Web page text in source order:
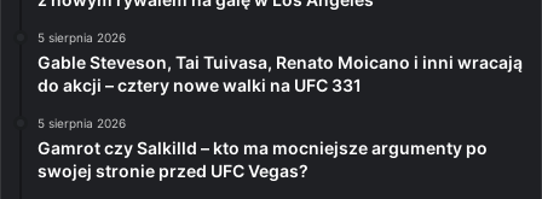
5 sierpnia 2026
Gable Steveson, Tai Tuivasa, Renato Moicano i inni wracają
do akcji – cztery nowe walki na UFC 331
5 sierpnia 2026
Gamrot czy Salkilld – kto ma mocniejsze argumenty po
swojej stronie przed UFC Vegas?